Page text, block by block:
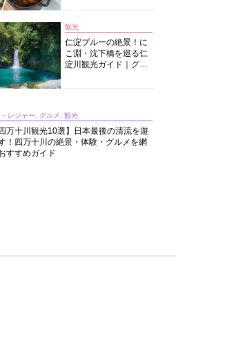
観光
仁淀ブルーの絶景！に
こ淵・沈下橋を巡る仁
淀川観光ガイド｜グル
レジャー, グルメ, 観光
四万十川観光10選】日本最後の清流を遊
！四万十川の絶景・体験・グルメを網
すすめガイド